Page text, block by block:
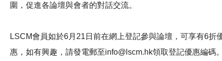
圍，促進各論壇與會者的對話交流。
LSCM會員如於6月21日前在網上登記參與論壇，可享有6折
惠，如有興趣，請發電郵至info@lscm.hk領取登記優惠編碼